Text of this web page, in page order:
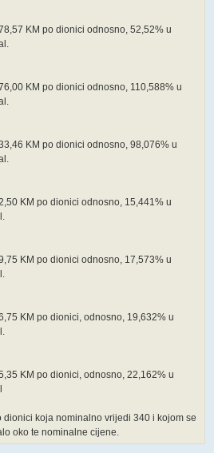
KM po dionici odnosno, 52,52% u
KM po dionici odnosno, 110,588% u
KM po dionici odnosno, 98,076% u
KM po dionici odnosno, 15,441% u
KM po dionici odnosno, 17,573% u
KM po dionici, odnosno, 19,632% u
KM po dionici, odnosno, 22,162% u
dionici koja nominalno vrijedi 340 i kojom se
oko te nominalne cijene.